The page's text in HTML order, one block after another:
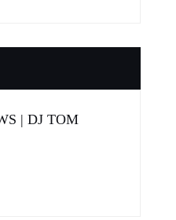
| DJ TOM